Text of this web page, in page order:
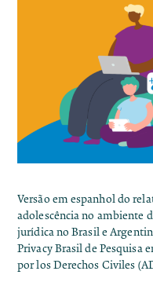
Versão em espanhol do
adolescência no ambiente
jurídica no Brasil e
Privacy Brasil de Pesquisa
por los Derechos Civiles